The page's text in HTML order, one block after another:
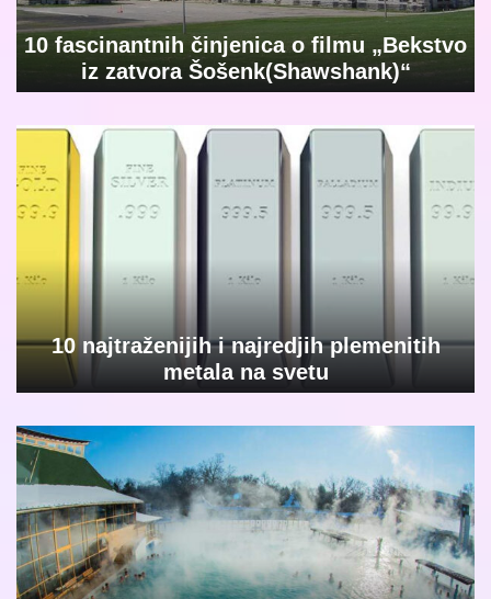
10 fascinantnih činjenica o filmu „Bekstvo
iz zatvora Šošenk(Shawshank)“
10 najtraženijih i najredjih plemenitih
metala na svetu